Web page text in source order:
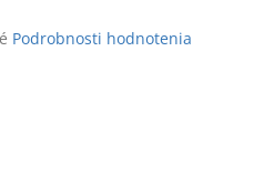
Podrobnosti hodnotenia